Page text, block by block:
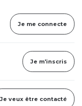
Je me connecte
Je m'inscris
Je veux être contacté